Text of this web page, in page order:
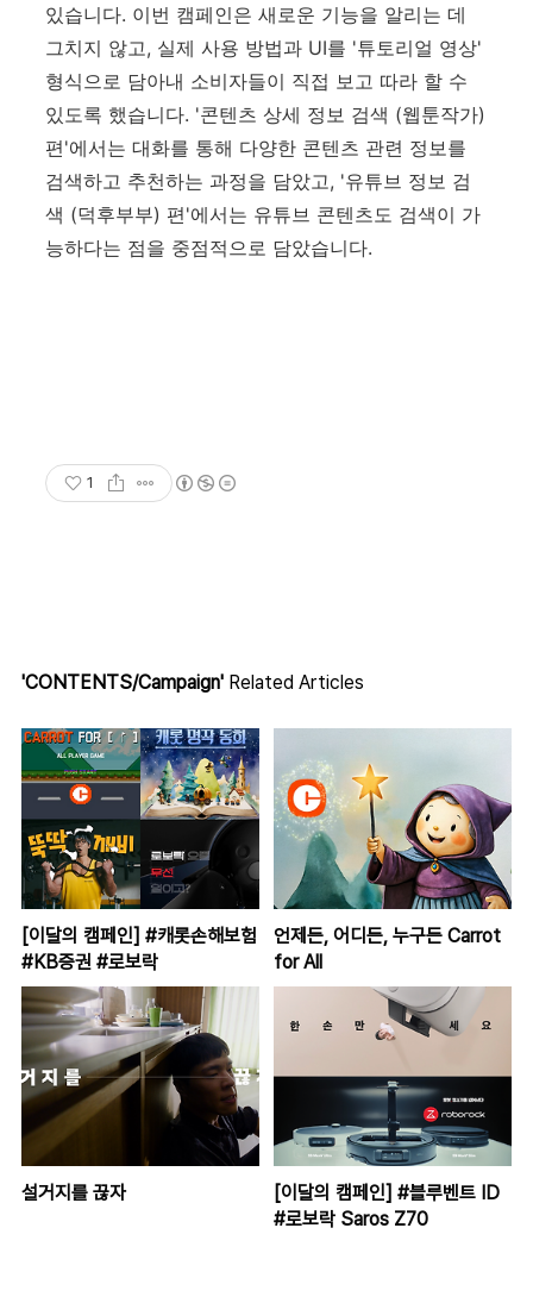
있습니다. 이번 캠페인은 새로운 기능을 알리는 데
그치지 않고, 실제 사용 방법과 UI를 '튜토리얼 영상'
형식으로 담아내 소비자들이 직접 보고 따라 할 수
있도록 했습니다. '콘텐츠 상세 정보 검색 (웹툰작가)
편'에서는 대화를 통해 다양한 콘텐츠 관련 정보를
검색하고 추천하는 과정을 담았고, '유튜브 정보 검
색 (덕후부부) 편'에서는 유튜브 콘텐츠도 검색이 가
능하다는 점을 중점적으로 담았습니다.
1
'CONTENTS/Campaign' Related Articles
[이달의 캠페인] #캐롯손해보험
#KB증권 #로보락
언제든, 어디든, 누구든 Carrot
for All
설거지를 끊자
[이달의 캠페인] #블루벤트 ID
#로보락 Saros Z70